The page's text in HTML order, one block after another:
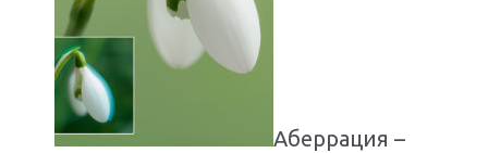
Аберрация –